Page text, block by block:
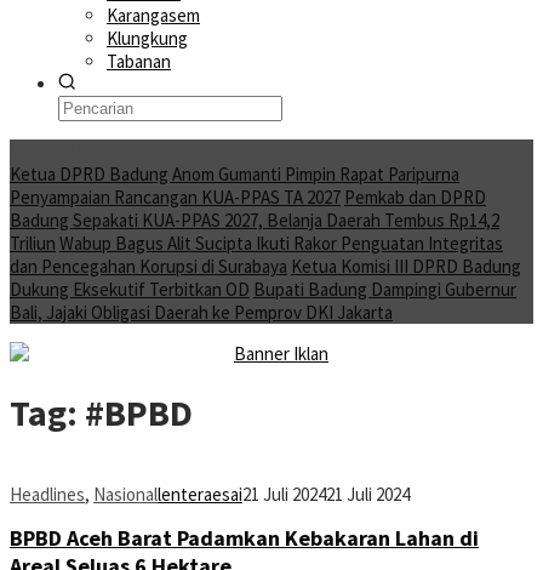
Karangasem
Klungkung
Tabanan
Ketua DPRD Badung Anom Gumanti Pimpin Rapat Paripurna
Penyampaian Rancangan KUA-PPAS TA 2027 Pemkab dan DPRD
Badung Sepakati KUA-PPAS 2027, Belanja Daerah Tembus Rp14,2
Triliun Wabup Bagus Alit Sucipta Ikuti Rakor Penguatan Integritas
dan Pencegahan Korupsi di Surabaya Ketua Komisi III DPRD Badung
Dukung Eksekutif Terbitkan OD Bupati Badung Dampingi Gubernur
Bali, Jajaki Obligasi Daerah ke Pemprov DKI Jakarta
Tag: #BPBD
Headlines, Nasionallenteraesai21 Juli 202421 Juli 2024
BPBD Aceh Barat Padamkan Kebakaran Lahan di